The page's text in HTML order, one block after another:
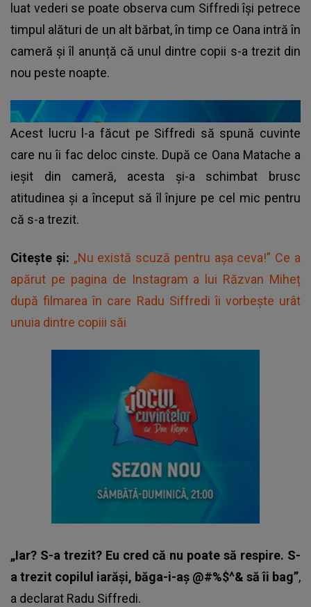
luat vederi se poate observa cum Siffredi își petrece
timpul alături de un alt bărbat, în timp ce Oana intră în
cameră și îl anunță că unul dintre copii s-a trezit din
nou peste noapte.
Acest lucru l-a făcut pe Siffredi să spună cuvinte
care nu îi fac deloc cinste. După ce Oana Matache a
ieșit din cameră, acesta și-a schimbat brusc
atitudinea și a început să îl înjure pe cel mic pentru
că s-a trezit.
Citește și: „Nu există scuză pentru așa ceva!” Ce a
apărut pe pagina de Instagram a lui Răzvan Miheț
după filmarea în care Radu Siffredi îi vorbește urât
unuia dintre copiii săi
„Iar? S-a trezit? Eu cred că nu poate să respire. S-
a trezit copilul iarăși, băga-i-aș @#%$^& să îi bag”,
a declarat Radu Siffredi.